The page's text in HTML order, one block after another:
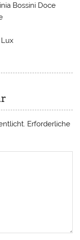
Bossini Doce
Erforderliche